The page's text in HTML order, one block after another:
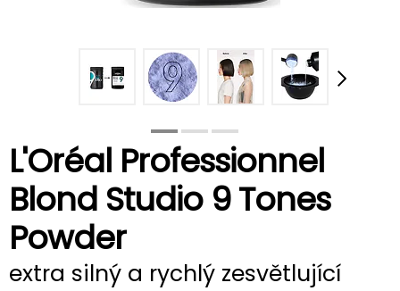
L'Oréal Professionnel
Blond Studio 9 Tones
Powder
extra silný a rychlý zesvětlující